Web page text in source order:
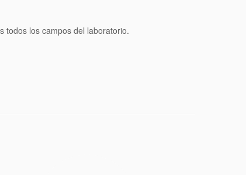
todos los campos del laboratorio.